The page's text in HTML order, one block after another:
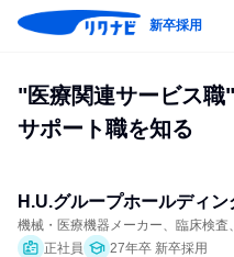
新卒採用
"医療関連サービス
サポート職を知る
H.U.グループホールディ
機械・医療機器メーカー、臨床検査
正社員
27年卒 新卒採用